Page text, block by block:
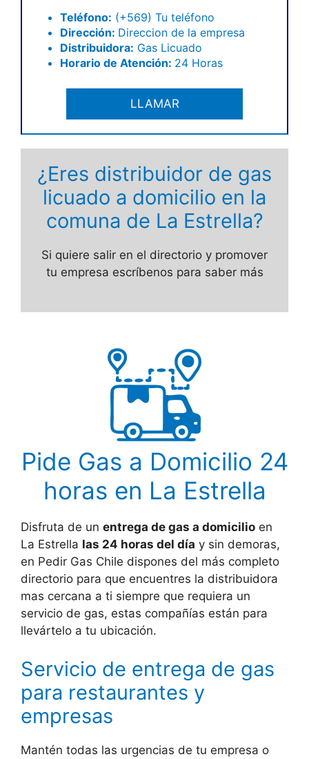
Teléfono: (+569) Tu teléfono
Dirección: Direccion de la empresa
Distribuidora: Gas Licuado
Horario de Atención: 24 Horas
LLAMAR
¿Eres distribuidor de gas
licuado a domicilio en la
comuna de La Estrella?
Si quiere salir en el directorio y promover
tu empresa escríbenos para saber más
Pide Gas a Domicilio 24
horas en La Estrella
Disfruta de un entrega de gas a domicilio en
La Estrella las 24 horas del día y sin demoras,
en Pedir Gas Chile dispones del más completo
directorio para que encuentres la distribuidora
mas cercana a ti siempre que requiera un
servicio de gas, estas compañías están para
llevártelo a tu ubicación.
Servicio de entrega de gas
para restaurantes y
empresas
Mantén todas las urgencias de tu empresa o